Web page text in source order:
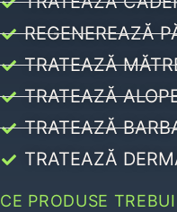
REGENEREAZĂ
TRATEAZĂ
TRATEAZĂ
TRATEAZĂ
TRATEAZĂ
CE PRODUSE